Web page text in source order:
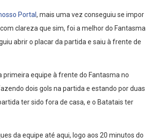
Portal, mais uma vez conseguiu se impor
clareza que sim, foi a melhor do Fantasma
abrir o placar da partida e saiu à frente de
primeira equipe à frente do Fantasma no
dois gols na partida e estando por duas
ter sido fora de casa, e o Batatais ter
da equipe até aqui, logo aos 20 minutos do